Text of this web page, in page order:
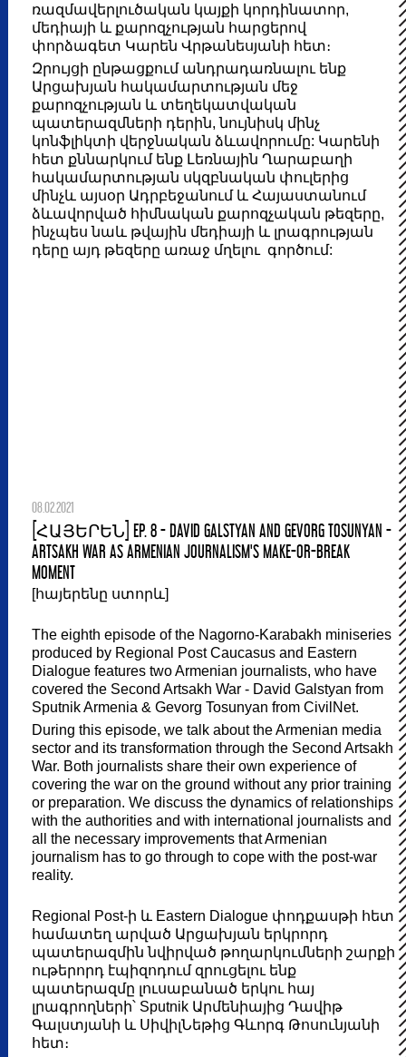
ռազմավերլուծական կայքի կորդինատոր,
մեդիայի և քարոզչության հարցերով
փորձագետ Կարեն Վրթանեսյանի հետ։
Զրույցի ընթացքում անդրադառնալու ենք
Արցախյան հակամարտության մեջ
քարոզչության և տեղեկատվական
պատերազմների դերին, նույնիսկ մինչ
կոնֆլիկտի վերջնական ձևավորումը: Կարենի
հետ քննարկում ենք Լեռնային Ղարաբաղի
հակամարտության սկզբնական փուլերից
մինչև այսօր Ադրբեջանում և Հայաստանում
ձևավորված հիմնական քարոզչական թեզերը,
ինչպես նաև թվային մեդիայի և լրագրության
դերը այդ թեզերը առաջ մղելու գործում:
08.02.2021
[ՀԱՅԵՐԵՆ] EP. 8 - DAVID GALSTYAN AND GEVORG TOSUNYAN -
ARTSAKH WAR AS ARMENIAN JOURNALISM'S MAKE-OR-BREAK
MOMENT
[հայերենը ստորև]
The eighth episode of the Nagorno-Karabakh miniseries
produced by Regional Post Caucasus and Eastern
Dialogue features two Armenian journalists, who have
covered the Second Artsakh War - David Galstyan from
Sputnik Armenia & Gevorg Tosunyan from CivilNet.
During this episode, we talk about the Armenian media
sector and its transformation through the Second Artsakh
War. Both journalists share their own experience of
covering the war on the ground without any prior training
or preparation. We discuss the dynamics of relationships
with the authorities and with international journalists and
all the necessary improvements that Armenian
journalism has to go through to cope with the post-war
reality.
Regional Post-ի և Eastern Dialogue փոդքասթի հետ
համատեղ արված Արցախյան երկրորդ
պատերազմին նվիրված թողարկումների շարքի
ութերորդ էպիզոդում զրուցելու ենք
պատերազմը լուսաբանած երկու հայ
լրագրողների՝ Sputnik Արմենիայից Դավիթ
Գալստյանի և ՍիվիլՆեթից Գևորգ Թոսունյանի
հետ։